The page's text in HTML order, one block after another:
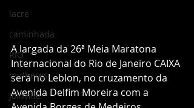
lacre
caminhada
RIO
mulheres
Joinville
A largada da 26ª Meia Maratona
Internacional do Rio de Janeiro CAIXA
será no Leblon, no cruzamento da
Avenida Delfim Moreira com a